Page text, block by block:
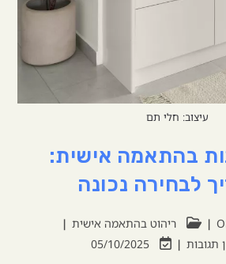
עיצוב: חלי תם
בהתאמה אישית:
לבחירה נכונה
ריהוט בהתאמה אישית
תגובות
05/10/2025